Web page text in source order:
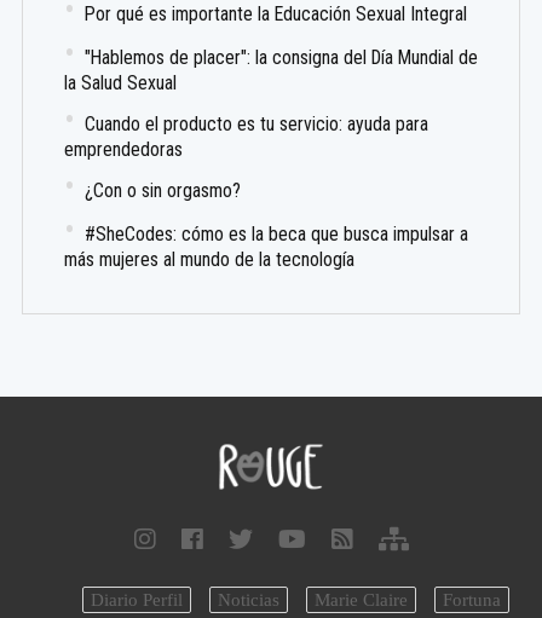
Por qué es importante la Educación Sexual Integral
"Hablemos de placer": la consigna del Día Mundial de
la Salud Sexual
Cuando el producto es tu servicio: ayuda para
emprendedoras
¿Con o sin orgasmo?
#SheCodes: cómo es la beca que busca impulsar a
más mujeres al mundo de la tecnología
Diario Perfil Noticias Marie Claire Fortuna